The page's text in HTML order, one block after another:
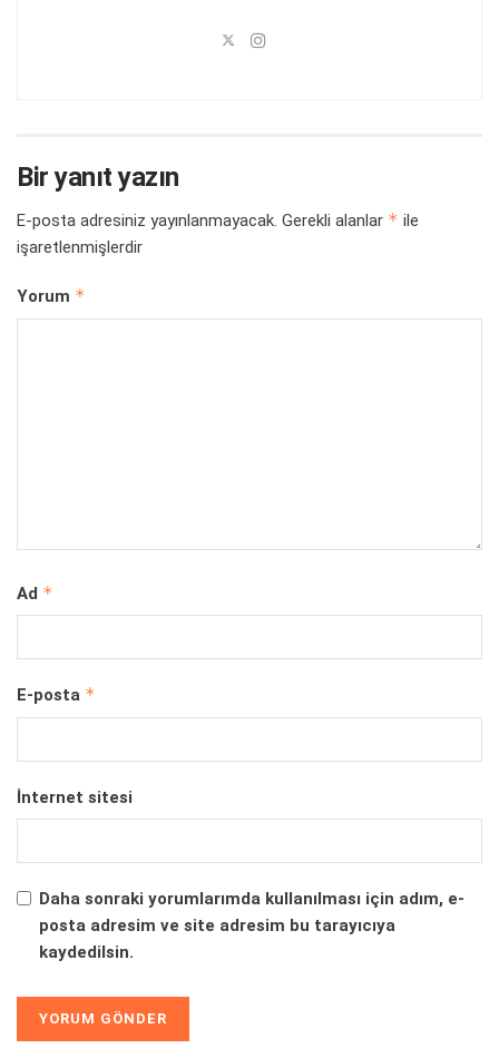
Bir yanıt yazın
E-posta adresiniz yayınlanmayacak. Gerekli alanlar * ile
işaretlenmişlerdir
Yorum *
Ad *
E-posta *
İnternet sitesi
Daha sonraki yorumlarımda kullanılması için adım, e-
posta adresim ve site adresim bu tarayıcıya
kaydedilsin.